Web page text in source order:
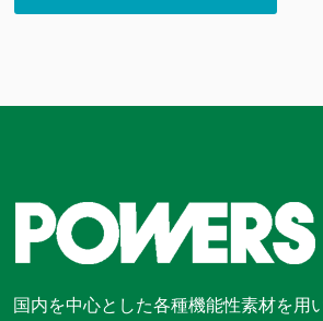
国内を中心とした各種機能性素材を用